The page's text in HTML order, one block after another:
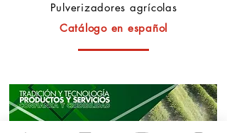
Pulverizadores agrícolas
Catálogo en español